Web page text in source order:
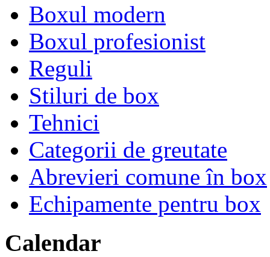
Boxul modern
Boxul profesionist
Reguli
Stiluri de box
Tehnici
Categorii de greutate
Abrevieri comune în box
Echipamente pentru box
Calendar